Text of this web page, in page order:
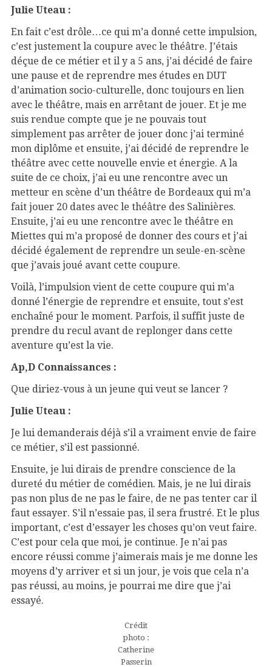
Julie Uteau :
En fait c’est drôle…ce qui m’a donné cette impulsion,
c’est justement la coupure avec le théâtre. J’étais
déçue de ce métier et il y a 5 ans, j’ai décidé de faire
une pause et de reprendre mes études en DUT
d’animation socio-culturelle, donc toujours en lien
avec le théâtre, mais en arrêtant de jouer. Et je me
suis rendue compte que je ne pouvais tout
simplement pas arrêter de jouer donc j’ai terminé
mon diplôme et ensuite, j’ai décidé de reprendre le
théâtre avec cette nouvelle envie et énergie. A la
suite de ce choix, j’ai eu une rencontre avec un
metteur en scène d’un théâtre de Bordeaux qui m’a
fait jouer 20 dates avec le théâtre des Salinières.
Ensuite, j’ai eu une rencontre avec le théâtre en
Miettes qui m’a proposé de donner des cours et j’ai
décidé également de reprendre un seule-en-scène
que j’avais joué avant cette coupure.
Voilà, l’impulsion vient de cette coupure qui m’a
donné l’énergie de reprendre et ensuite, tout s’est
enchaîné pour le moment. Parfois, il suffit juste de
prendre du recul avant de replonger dans cette
aventure qu’est la vie.
Ap,D Connaissances :
Que diriez-vous à un jeune qui veut se lancer ?
Julie Uteau :
Je lui demanderais déjà s’il a vraiment envie de faire
ce métier, s’il est passionné.
Ensuite, je lui dirais de prendre conscience de la
dureté du métier de comédien. Mais, je ne lui dirais
pas non plus de ne pas le faire, de ne pas tenter car il
faut essayer. S’il n’essaie pas, il sera frustré. Et le plus
important, c’est d’essayer les choses qu’on veut faire.
C’est pour cela que moi, je continue. Je n’ai pas
encore réussi comme j’aimerais mais je me donne les
moyens d’y arriver et si un jour, je vois que cela n’a
pas réussi, au moins, je pourrai me dire que j’ai
essayé.
Crédit
photo :
Catherine
Passerin